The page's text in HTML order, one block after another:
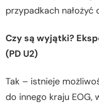
przypadkach nałożyć
Czy są wyjątki?
(PD U2)
Tak – istnieje
do innego kraju EOG,